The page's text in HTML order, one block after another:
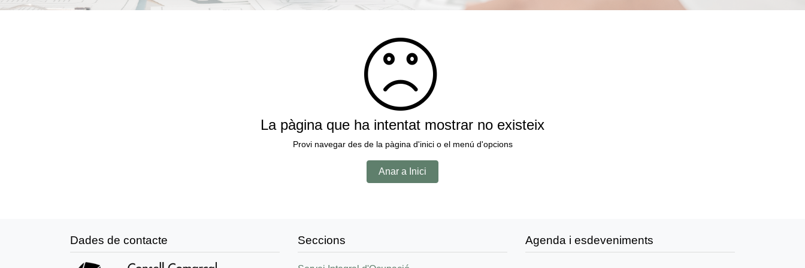
La pàgina que ha intentat mostrar no existeix
Provi navegar des de la pàgina d'inici o el menú d'opcions
Anar a Inici
Dades de contacte Seccions Agenda i esdeveniments